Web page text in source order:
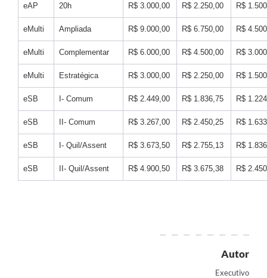
eAP 20h R$ 3.000,00 R$ 2.250,00 R$
eMulti Ampliada R$ 9.000,00 R$ 6.750,00 R$
eMulti Complementar R$ 6.000,00 R$ 4.500,00 R$
eMulti Estratégica R$ 3.000,00 R$ 2.250,00 R$
eSB I- Comum R$ 2.449,00 R$ 1.836,75 R$
eSB II- Comum R$ 3.267,00 R$ 2.450,25 R$
eSB I- Quil/Assent R$ 3.673,50 R$ 2.755,13 R$
eSB II- Quil/Assent R$ 4.900,50 R$ 3.675,38 R$
Autor
Executivo